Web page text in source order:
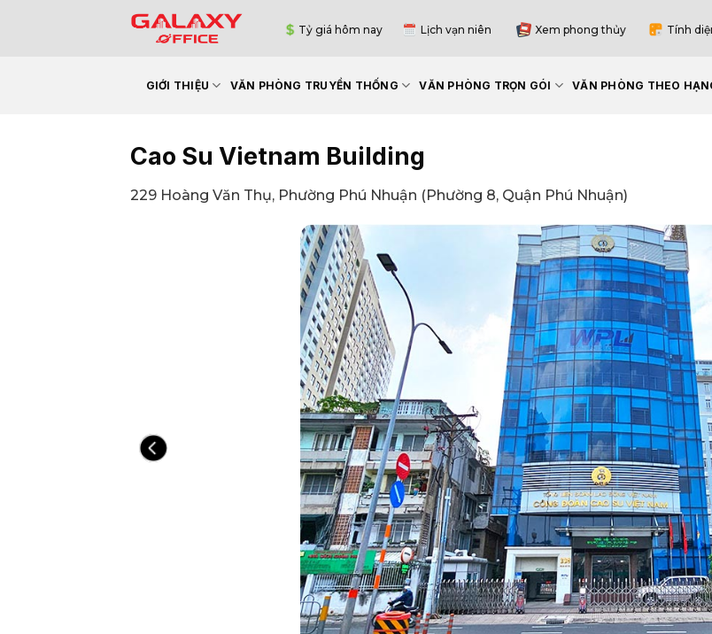
Tỷ giá hôm nay Lịch vạn niên Xem phong thủy Tính
GIỚI THIỆU VĂN PHÒNG TRUYỀN THỐNG VĂN PHÒNG TRỌN GÓI VĂN PHÒNG THEO
Cao Su Vietnam Building
229 Hoàng Văn Thụ, Phường Phú Nhuận (Phường 8, Quận Phú Nhuận)